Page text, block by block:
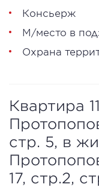
Консьерж
М/место в
Охрана
Квартира
стр. 5, в
17, стр.2,